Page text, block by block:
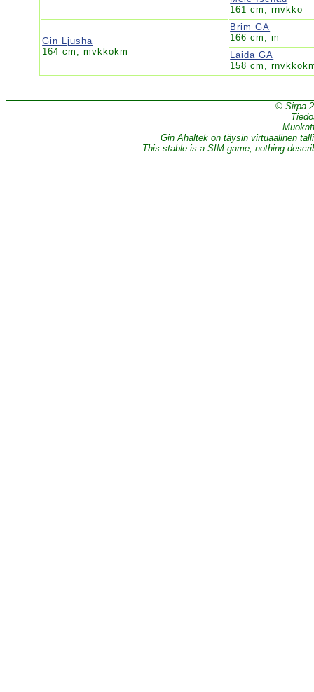
161 cm, rnvkko
Gin Ljusha
164 cm, mvkkokm
Brim GA
166 cm, m
Laida GA
158 cm,
© Sirpa
Gin Ahaltek on täysin virtuaalinen
This stable is a SIM-game, nothing